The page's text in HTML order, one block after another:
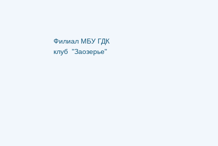
Филиал МБУ ГДК
клуб "Заозерье"